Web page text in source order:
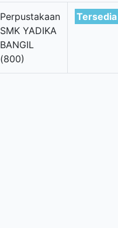
Perpustakaan
SMK YADIKA
BANGIL
(800)
Tersedia